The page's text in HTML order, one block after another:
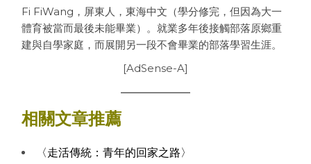
Fi FiWang，屏東人，東海中文（學分修完，但因為大一
體育被當而最後未能畢業）。就業多年後接觸部落原鄉重
建與自學家庭，而展開另一段不會畢業的部落學習生涯。
[AdSense-A]
相關文章推薦
〈走活傳統：青年的回家之路〉